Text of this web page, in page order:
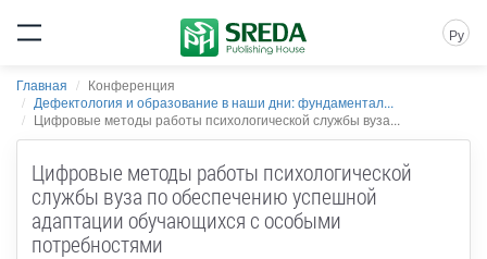
Ру
Главная
Конференция
Дефектология и образование в наши дни: фундаментал...
Цифровые методы работы психологической службы вуза...
Цифровые методы работы психологической
службы вуза по обеспечению успешной
адаптации обучающихся с особыми
потребностями